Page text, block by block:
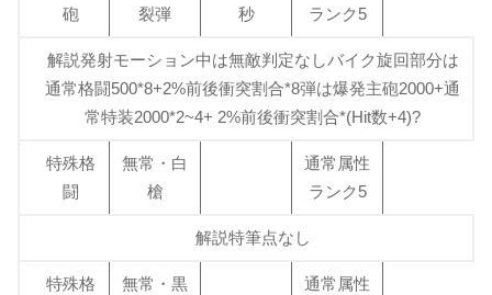
砲
裂弾
秒
ランク5
解説発射モーション中は無敵判定なしバイク旋回部分は
通常格闘500*8+2%前後衝突割合*8弾は爆発主砲2000+通
常特装2000*2~4+ 2%前後衝突割合*(Hit数+4)?
特殊格
闘
無常・白
槍
通常属性
ランク5
解説特筆点なし
特殊格
無常・黒
通常属性